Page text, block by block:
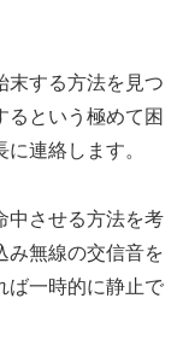
末する方法を見つ
るという極めて困
連絡します。
中させる方法を考
み無線の交信音を
ば一時的に静止で